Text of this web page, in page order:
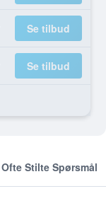
Se tilbud
Se tilbud
Ofte Stilte Spørsmål